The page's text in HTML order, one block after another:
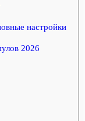
настройки
2026